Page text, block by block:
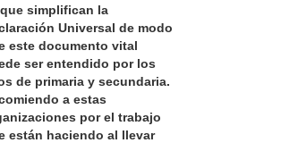
simplifican la
Universal de modo
este documento vital
ser entendido por los
de primaria y secundaria.
a estas
por el trabajo
están haciendo al llevar